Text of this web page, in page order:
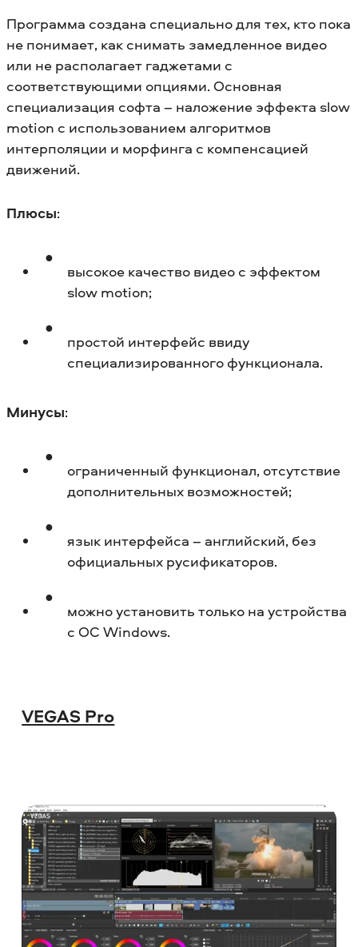
Программа создана специально для тех, кто пока
не понимает, как снимать замедленное видео
или не располагает гаджетами с
соответствующими опциями. Основная
специализация софта – наложение эффекта slow
motion с использованием алгоритмов
интерполяции и морфинга с компенсацией
движений.
Плюсы:
высокое качество видео с эффектом
slow motion;
простой интерфейс ввиду
специализированного функционала.
Минусы:
ограниченный функционал, отсутствие
дополнительных возможностей;
язык интерфейса – английский, без
официальных русификаторов.
можно установить только на устройства
с ОС Windows.
VEGAS Pro